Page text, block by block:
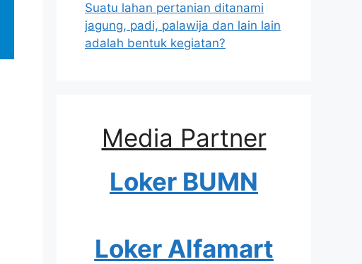
Suatu lahan pertanian ditanami
jagung, padi, palawija dan lain lain
adalah bentuk kegiatan?
Media Partner
Loker BUMN
Loker Alfamart